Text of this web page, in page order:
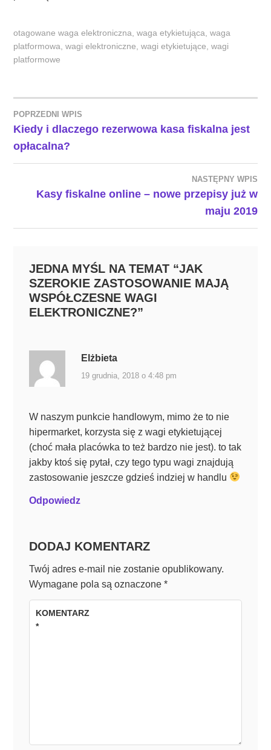
otagowanewaga elektroniczna,waga etykietująca,waga
platformowa,wagi elektroniczne,wagi etykietujące,wagi
platformowe
NAWIGACJA
WPISU
POPRZEDNI WPIS
Kiedy i dlaczego rezerwowa kasa fiskalna jest
opłacalna?
NASTĘPNY WPIS
Kasy fiskalne online – nowe przepisy już w
maju 2019
JEDNA MYŚL NA TEMAT “JAK
SZEROKIE ZASTOSOWANIE MAJĄ
WSPÓŁCZESNE WAGI
ELEKTRONICZNE?”
Elżbieta
19 grudnia, 2018 o 4:48 pm
W naszym punkcie handlowym, mimo że to nie
hipermarket, korzysta się z wagi etykietującej
(choć mała placówka to też bardzo nie jest). to tak
jakby ktoś się pytał, czy tego typu wagi znajdują
zastosowanie jeszcze gdzieś indziej w handlu
Odpowiedz
DODAJ KOMENTARZ
Twój adres e-mail nie zostanie opublikowany.
Wymagane pola są oznaczone *
KOMENTARZ
*